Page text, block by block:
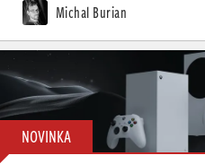
Michal Burian
NOVINKA